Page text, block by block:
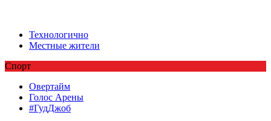
Технологично
Местные жители
Спорт
Овертайм
Голос Арены
#ГудДжоб